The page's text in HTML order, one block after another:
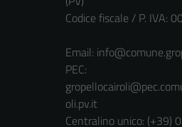
Codice fiscale / P. IVA:
Email:
PEC:
oli.pv.it
Centralino unico: (+39)